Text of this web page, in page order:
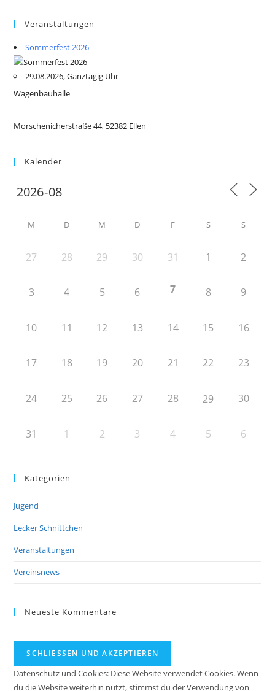
Veranstaltungen
Sommerfest 2026
29.08.2026, Ganztägig Uhr
Wagenbauhalle
Morschenicherstraße 44, 52382 Ellen
Kalender
M D M D F S S
27 28 29 30 31 1 2
3 4 5 6 7 8 9
10 11 12 13 14 15 16
17 18 19 20 21 22 23
24 25 26 27 28 29 30
31 1 2 3 4 5 6
Kategorien
Jugend
Lecker Schnittchen
Veranstaltungen
Vereinsnews
Neueste Kommentare
Datenschutz und Cookies: Diese Website verwendet Cookies. Wenn
du die Website weiterhin nutzt, stimmst du der Verwendung von